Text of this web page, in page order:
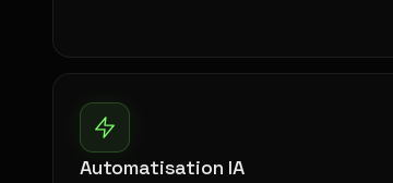
Automatisation IA